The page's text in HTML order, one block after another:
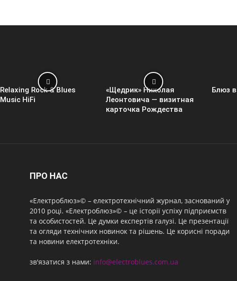
Relaxing Rock & Blues
Music HiFi
«Щедрик» Николая
Леонтовича — визитная
карточка Рождества
Блюз
ПРО НАС
«Електроблюз»© – електротехнічний журнал, заснований у
2010 році. «Електроблюз»© – це історії успіху підприємств
та особистостей. Це думки експертів галузі. Це презентації
та огляди технічних новинок та рішень. Це корисні поради
та новини електротехніки.
зв'язатися з нами: info@electroblues.com.ua